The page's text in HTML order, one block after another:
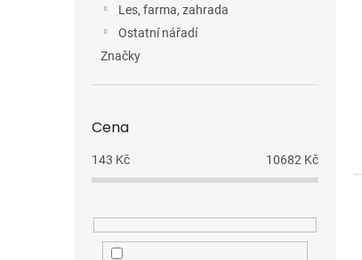
Les, farma, zahrada
Ostatní nářadí
Značky
Cena
143 Kč 10682 Kč